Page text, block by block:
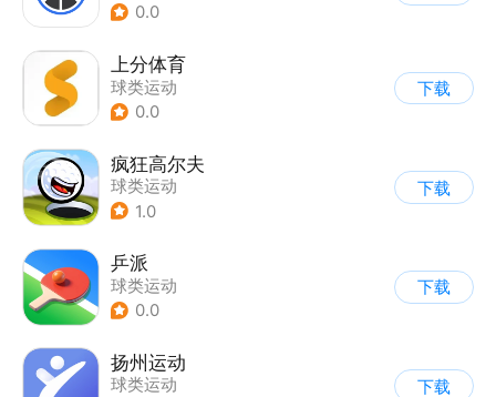
0.0
上分体育
球类运动
0.0
下载
疯狂高尔夫
球类运动
1.0
下载
乒派
球类运动
0.0
下载
扬州运动
球类运动
下载